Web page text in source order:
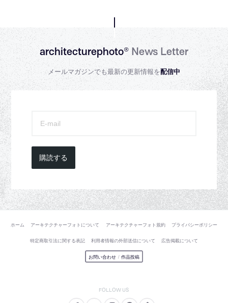
architecturephoto®News Letter
メールマガジンでも最新の更新情報を配信中
購読する
ホーム アーキテクチャーフォトについて アーキテクチャーフォト規約 プライバシーポリシー
特定商取引法に関する表記 利用者情報の外部送信について 広告掲載について
お問い合わせ / 作品投稿